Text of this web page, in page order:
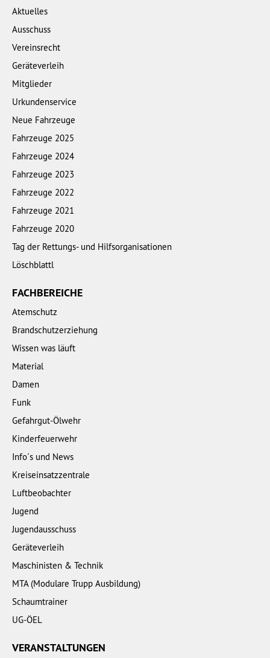
Aktuelles
Ausschuss
Vereinsrecht
Geräteverleih
Mitglieder
Urkundenservice
Neue Fahrzeuge
Fahrzeuge 2025
Fahrzeuge 2024
Fahrzeuge 2023
Fahrzeuge 2022
Fahrzeuge 2021
Fahrzeuge 2020
Tag der Rettungs- und Hilfsorganisationen
Löschblattl
FACHBEREICHE
Atemschutz
Brandschutzerziehung
Wissen was läuft
Material
Damen
Funk
Gefahrgut-Ölwehr
Kinderfeuerwehr
Info´s und News
Kreiseinsatzzentrale
Luftbeobachter
Jugend
Jugendausschuss
Geräteverleih
Maschinisten & Technik
MTA (Modulare Trupp Ausbildung)
Schaumtrainer
UG-ÖEL
VERANSTALTUNGEN